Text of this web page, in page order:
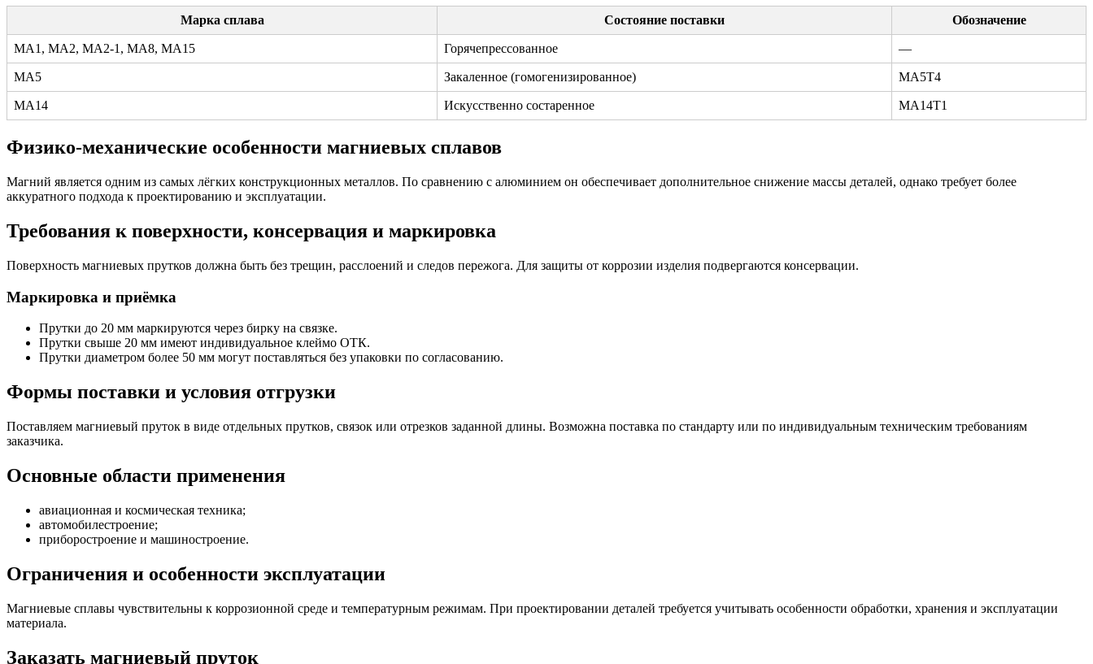
Марка сплава Состояние поставки Обозначение
МА1, МА2, МА2-1, МА8, МА15 Горячепрессованное —
МА5 Закаленное (гомогенизированное) МА5Т4
МА14 Искусственно состаренное МА14Т1
Физико-механические особенности магниевых сплавов
Магний является одним из самых лёгких конструкционных металлов. По сравнению с алюминием он обеспечивает дополнительное снижение массы деталей, однако требует более
аккуратного подхода к проектированию и эксплуатации.
Требования к поверхности, консервация и маркировка
Поверхность магниевых прутков должна быть без трещин, расслоений и следов пережога. Для защиты от коррозии изделия подвергаются консервации.
Маркировка и приёмка
Прутки до 20 мм маркируются через бирку на связке.
Прутки свыше 20 мм имеют индивидуальное клеймо ОТК.
Прутки диаметром более 50 мм могут поставляться без упаковки по согласованию.
Формы поставки и условия отгрузки
Поставляем магниевый пруток в виде отдельных прутков, связок или отрезков заданной длины. Возможна поставка по стандарту или по индивидуальным техническим требованиям
заказчика.
Основные области применения
авиационная и космическая техника;
автомобилестроение;
приборостроение и машиностроение.
Ограничения и особенности эксплуатации
Магниевые сплавы чувствительны к коррозионной среде и температурным режимам. При проектировании деталей требуется учитывать особенности обработки, хранения и эксплуатации
материала.
Заказать магниевый пруток